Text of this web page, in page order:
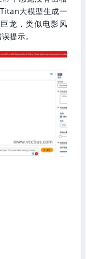
大模型生成一
龙，类似电影风
提示。